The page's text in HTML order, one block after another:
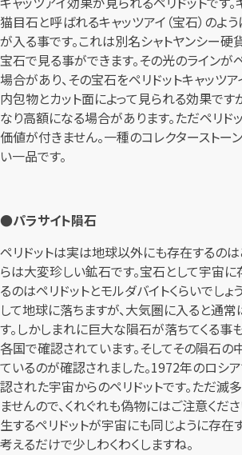
猫目石と呼ばれるキャッツアイ（宝石）のよ
が入る事です。これは別名シャトヤンシー硬
宝石で見る事ができます。その光のラインが
場合があり、その宝石をペリドットキャッツ
内包物とカット面によって見られる効果です
なり高額になる場合があります。ただペリド
価値が付きません。一種のコレクターストー
い一品です。
●パラサイト隕石
ペリドットは実は地球以外にも存在するのは
らは大変珍しい鉱石です。宝石として宇宙
るのはペリドットとモルダバイトくらいでし
して地球に落ちますが、大気圏に入ると通
す。しかしまれに巨大な隕石が落ちてくる事
各国で確認されています。そしてその隕石
ているのが確認されました。1972年のロシ
認された宇宙からのペリドットです。ただ滅
ませんので、くれぐれも偽物にはご注意くだ
生するペリドットが宇宙にも同じように存在
考えるだけで少しわくわくしますね。